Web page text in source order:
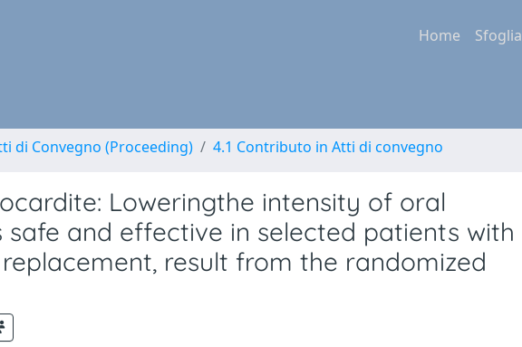
Home Sfoglia
di Convegno (Proceeding) 4.1 Contributo in Atti di convegno
Loweringthe intensity of oral
and effective in selected patients with
result from the randomized